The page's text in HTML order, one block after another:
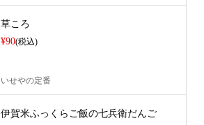
草ころ
¥90(税込)
いせやの定番
伊賀米ふっくらご飯の七兵衛だんご